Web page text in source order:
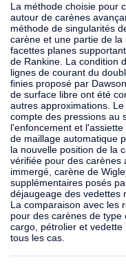
La méthode choisie pour
autour de carènes
méthode de singularités
carène et une partie de
facettes planes
de Rankine. La condition
lignes de courant du
finies proposé par
de surface libre ont été
autres approximations.
compte des pressions au
l'enfoncement et
de maillage automatique
la nouvelle position de la
vérifiée pour des carènes
immergé, carène de
supplémentaires posés
déjaugeage des vedettes
La comparaison avec les
pour des carènes de type
cargo, pétrolier et
tous les cas.